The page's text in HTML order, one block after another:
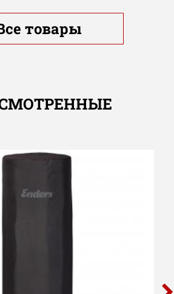
∅50 см
10 кг/24,5 л
товары